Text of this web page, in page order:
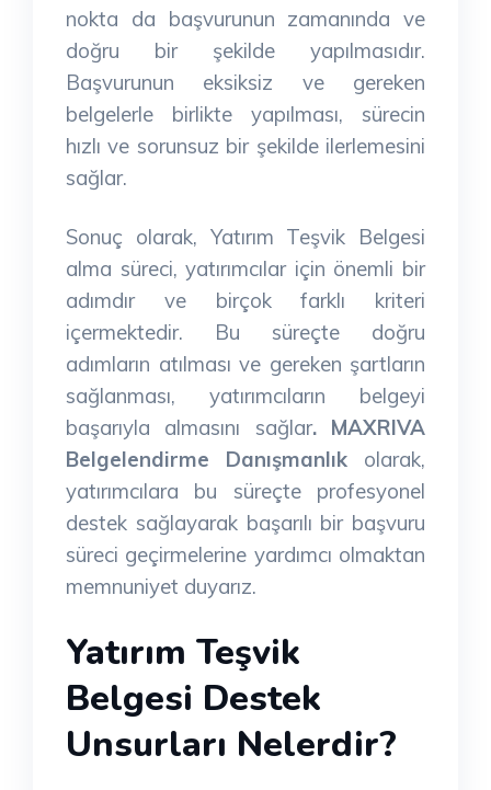
nokta da başvurunun zamanında ve
doğru bir şekilde yapılmasıdır.
Başvurunun eksiksiz ve gereken
belgelerle birlikte yapılması, sürecin
hızlı ve sorunsuz bir şekilde ilerlemesini
sağlar.
Sonuç olarak, Yatırım Teşvik Belgesi
alma süreci, yatırımcılar için önemli bir
adımdır ve birçok farklı kriteri
içermektedir. Bu süreçte doğru
adımların atılması ve gereken şartların
sağlanması, yatırımcıların belgeyi
başarıyla almasını sağlar. MAXRIVA
Belgelendirme Danışmanlık olarak,
yatırımcılara bu süreçte profesyonel
destek sağlayarak başarılı bir başvuru
süreci geçirmelerine yardımcı olmaktan
memnuniyet duyarız.
Yatırım Teşvik
Belgesi Destek
Unsurları Nelerdir?